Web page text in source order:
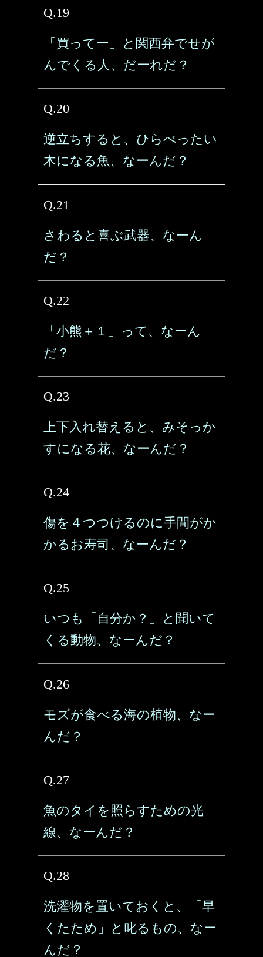
Q.19
「買ってー」と関西弁でせが
んでくる人、だーれだ？
Q.20
逆立ちすると、ひらべったい
木になる魚、なーんだ？
Q.21
さわると喜ぶ武器、なーん
だ？
Q.22
「小熊＋１」って、なーん
だ？
Q.23
上下入れ替えると、みそっか
すになる花、なーんだ？
Q.24
傷を４つつけるのに手間がか
かるお寿司、なーんだ？
Q.25
いつも「自分か？」と聞いて
くる動物、なーんだ？
Q.26
モズが食べる海の植物、なー
んだ？
Q.27
魚のタイを照らすための光
線、なーんだ？
Q.28
洗濯物を置いておくと、「早
くたため」と叱るもの、なー
んだ？